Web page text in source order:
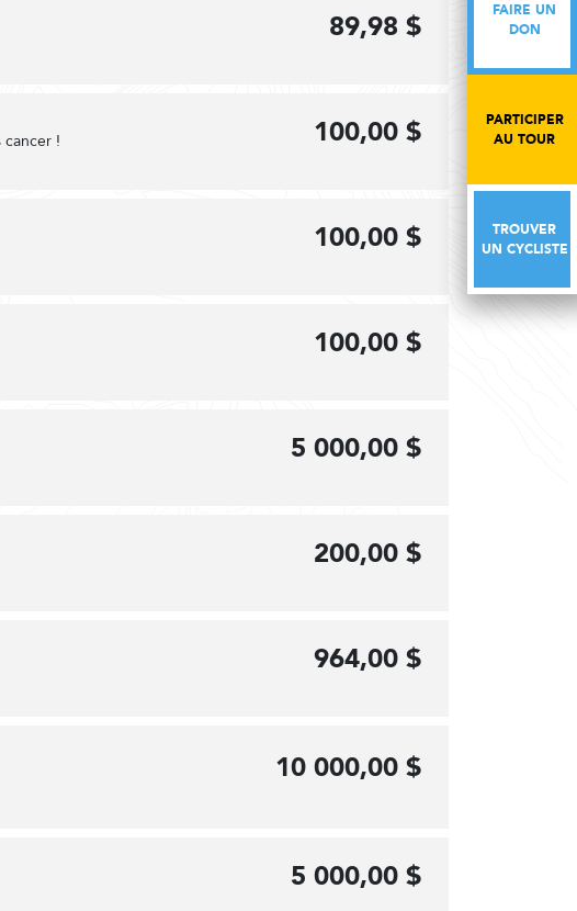
FAIRE UN
DON
PARTICIPER
AU TOUR
TROUVER
UN CYCLISTE
89,98 $
cancer ! 100,00 $
100,00 $
100,00 $
5 000,00 $
200,00 $
964,00 $
10 000,00 $
5 000,00 $
FAIRE UN
DON
PARTICIPER
AU TOUR
TROUVER
UN CYCLISTE